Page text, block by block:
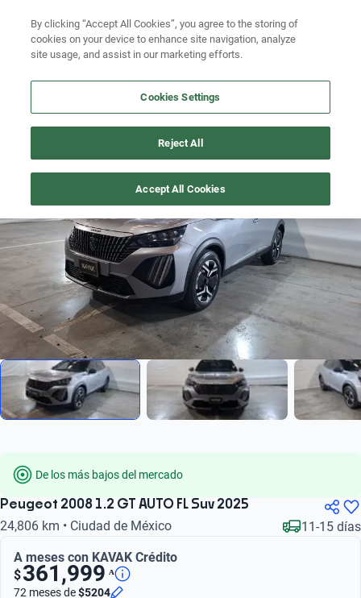
Ubicación
Busca por versión
Busca por año
Busca por año
/
De los más bajos del mercado
Peugeot 2008 1.2 GT AUTO FL Suv 2025
24,806 km • Ciudad de México 11-15 días
A meses con KAVAK Crédito
$361,999 ᴬ
72 mesesde$5204
By clicking “Accept All Cookies”, you agree to the storing of
cookies on your device to enhance site navigation, analyze
site usage, and assist in our marketing efforts.
Cookies Settings
Reject All
Accept All Cookies